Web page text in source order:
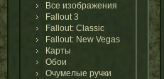
Все изображения
Fallout 3
Fallout: Classic
Fallout: New Vegas
Карты
Обои
Очумелые ручки